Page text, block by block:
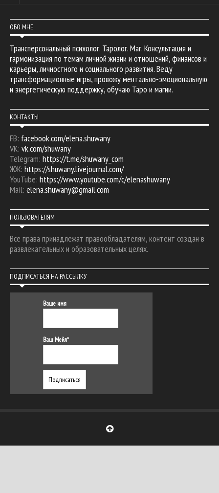
ОБО МНЕ
Трансперсональный психолог. Таролог. Маг. Консультация и
гармонизация по темам личной жизни и отношений, финансов и
карьеры, личностного и социального развития. Веду
трансформационные игры, провожу ментально-эмоциональную
и энергетическую поддержку, обучаю Таро и магии.
КОНТАКТЫ
FB: facebook.com/elena.shuwany
VK: vk.com/shuwany
Telegram: https://t.me/shuwany_com
ЖЖ: https://shuwany.livejournal.com/
YouTube: https://www.youtube.com/c/elenashuwany
Mail: elena.shuwany@gmail.com
ПОЛЬЗОВАТЕЛЯМ
Все права принадлежат правообладателям, контент создан в
развлекательных и образовательных целях.
ПОДПИСАТЬСЯ НА РАССЫЛКУ
Ваше имя
Ваш Мейл*